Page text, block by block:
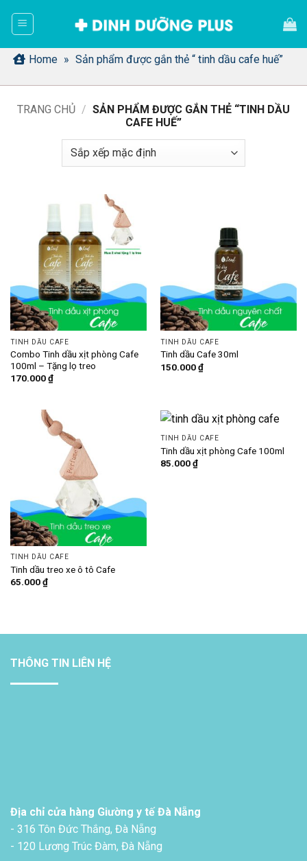
dung Home » Sản phẩm được gắn thẻ “ tinh dầu cafe huế”
TRANG CHỦ / SẢN PHẨM ĐƯỢC GẮN THẺ “TINH DẦU
CAFE HUẾ”
TINH DẦU CAFE
Combo Tinh dầu xịt phòng Cafe
100ml – Tặng lọ treo
170.000₫
TINH DẦU CAFE
Tinh dầu Cafe 30ml
150.000₫
TINH DẦU CAFE
Tinh dầu treo xe ô tô Cafe
65.000₫
TINH DẦU CAFE
Tinh dầu xịt phòng Cafe 100ml
85.000₫
THÔNG TIN LIÊN HỆ
Địa chỉ cửa hàng Giường y tế Đà Nẵng
- 316 Tôn Đức Thắng, Đà Nẵng
- 120 Lương Trúc Đàm, Đà Nẵng